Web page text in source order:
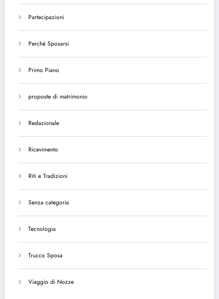
Partecipazioni
Perché Sposarsi
Primo Piano
proposte di matrimonio
Redazionale
Ricevimento
Riti e Tradizioni
Senza categoria
Tecnologia
Trucco Sposa
Viaggio di Nozze